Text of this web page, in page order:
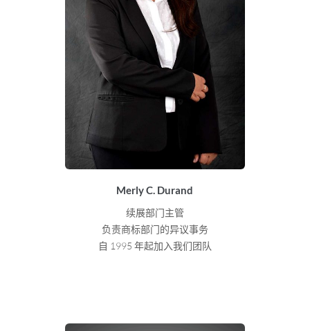
Merly C. Durand
续展部门主管
负责商标部门的异议事务
自 1995 年起加入我们团队